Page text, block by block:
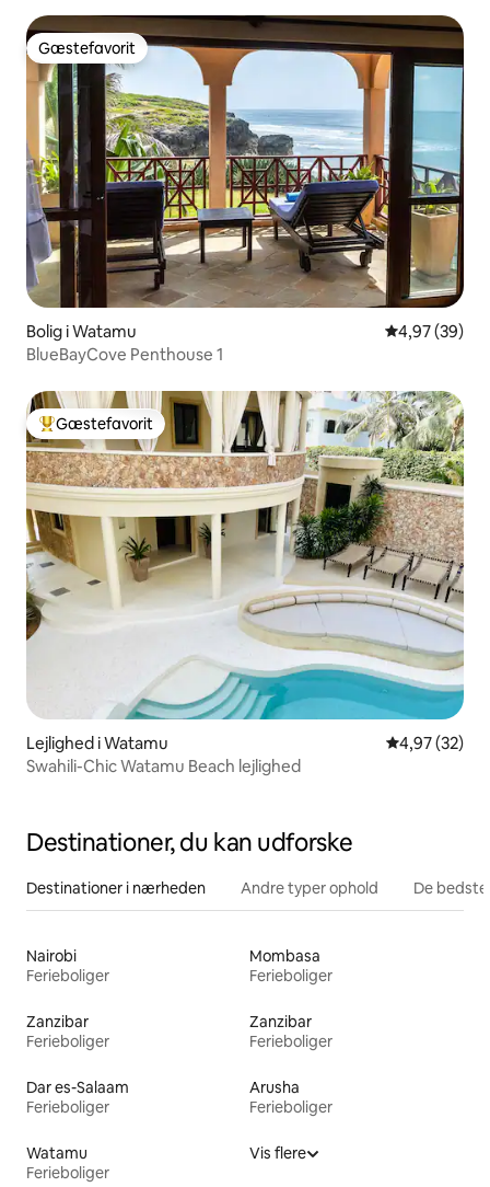
Gæstefavorit
Gæstefavorit
Bolig i Watamu 4,97 ud af 5 i
4,97 (39)
BlueBayCove Penthouse 1
Bedste gæstefavorit
Gæstefavorit
Lejlighed i Watamu 4,97 ud af 5 i
4,97 (32)
Swahili-Chic Watamu Beach lejlighed
Destinationer, du kan udforske
Destinationer i nærheden Andre typer ophold De
Nairobi
Ferieboliger
Mombasa
Ferieboliger
Zanzibar
Ferieboliger
Zanzibar
Ferieboliger
Dar es-Salaam
Ferieboliger
Arusha
Ferieboliger
Watamu
Ferieboliger
Vis flere